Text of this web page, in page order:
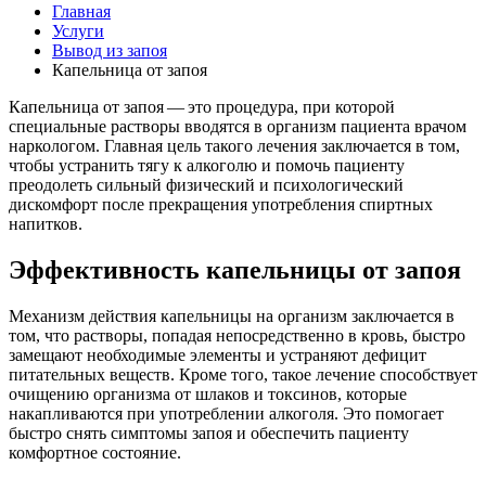
Главная
Услуги
Вывод из запоя
Капельница от запоя
Капельница от запоя — это процедура, при которой
специальные растворы вводятся в организм пациента врачом
наркологом. Главная цель такого лечения заключается в том,
чтобы устранить тягу к алкоголю и помочь пациенту
преодолеть сильный физический и психологический
дискомфорт после прекращения употребления спиртных
напитков.
Эффективность капельницы от запоя
Механизм действия капельницы на организм заключается в
том, что растворы, попадая непосредственно в кровь, быстро
замещают необходимые элементы и устраняют дефицит
питательных веществ. Кроме того, такое лечение способствует
очищению организма от шлаков и токсинов, которые
накапливаются при употреблении алкоголя. Это помогает
быстро снять симптомы запоя и обеспечить пациенту
комфортное состояние.